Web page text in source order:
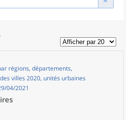
.
régions, départements,
villes 2020, unités urbaines
04/2021